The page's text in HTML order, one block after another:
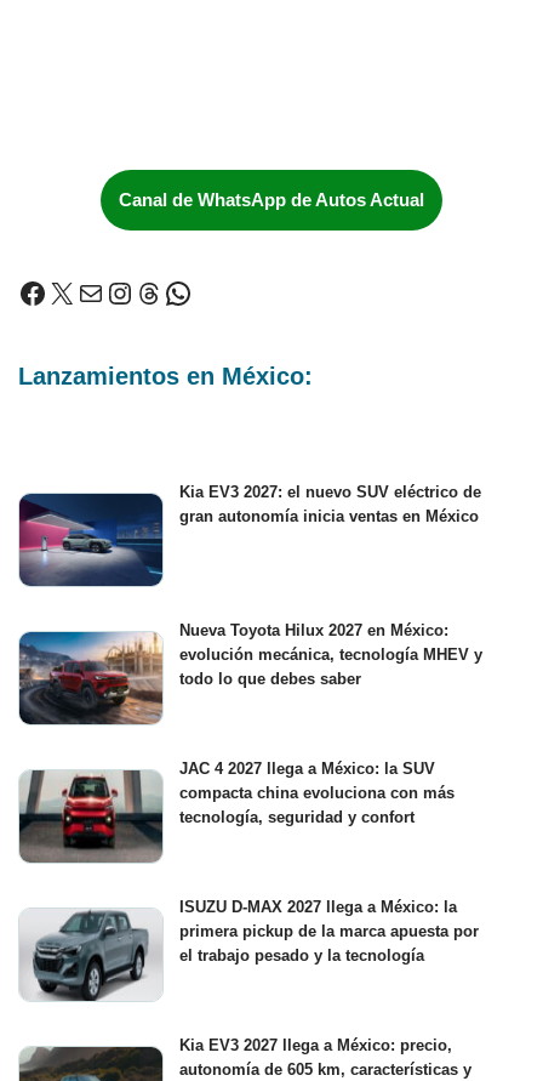
Canal de WhatsApp de Autos Actual
Lanzamientos en México:
Kia EV3 2027: el nuevo SUV eléctrico de
gran autonomía inicia ventas en México
Nueva Toyota Hilux 2027 en México:
evolución mecánica, tecnología MHEV y
todo lo que debes saber
JAC 4 2027 llega a México: la SUV
compacta china evoluciona con más
tecnología, seguridad y confort
ISUZU D-MAX 2027 llega a México: la
primera pickup de la marca apuesta por
el trabajo pesado y la tecnología
Kia EV3 2027 llega a México: precio,
autonomía de 605 km, características y